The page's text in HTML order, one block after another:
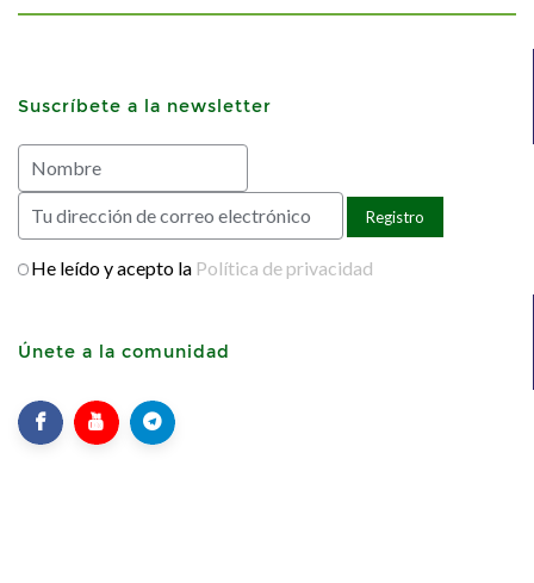
Suscríbete a la newsletter
He leído y acepto la Política de privacidad
Únete a la comunidad